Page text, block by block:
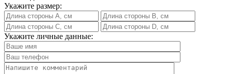
Укажите размер:
Укажите личные данные: